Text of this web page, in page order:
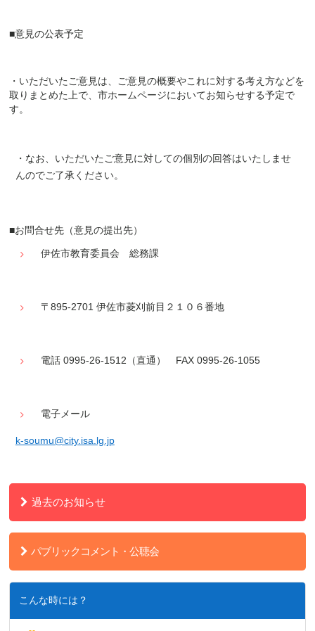
■意見の公表予定
・いただいたご意見は、ご意見の概要やこれに対する考え方などを
取りまとめた上で、市ホームページにおいてお知らせする予定で
す。
・なお、いただいたご意見に対しての個別の回答はいたしませ
んのでご了承ください。
■お問合せ先（意見の提出先）
伊佐市教育委員会 総務課
〒895-2701 伊佐市菱刈前目２１０６番地
電話 0995-26-1512（直通） FAX 0995-26-1055
電子メール
k-soumu@city.isa.lg.jp
過去のお知らせ
パブリックコメント・公聴会
こんな時には？